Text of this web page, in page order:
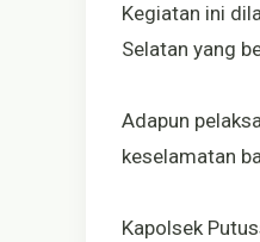
Kegiatan ini
Selatan yang
Adapun
keselamatan
Kapolsek